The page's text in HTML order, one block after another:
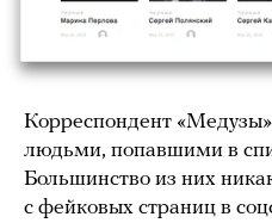
Корреспондент
людьми, попавшими в
Большинство из них
с фейковых страниц в